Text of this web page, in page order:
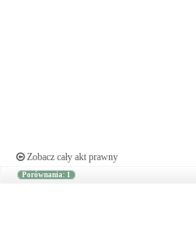
Zobacz cały akt prawny
Porównania: 1